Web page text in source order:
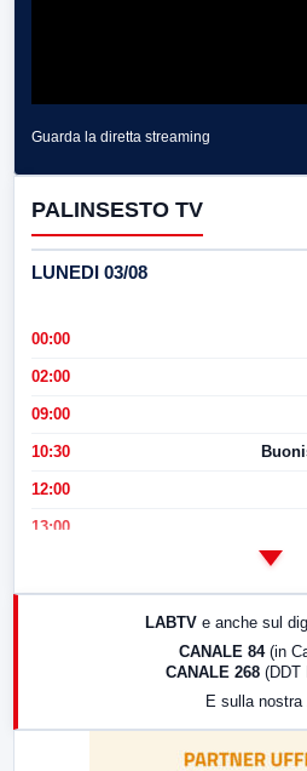
Guarda la diretta streaming
PALINSESTO TV
LUNEDI 03/08
00:00
02:00
09:00
10:30
12:00
13:00
LABTV e anche sul
CANALE 84 (in
CANALE 268 (DDT
E sulla nostra